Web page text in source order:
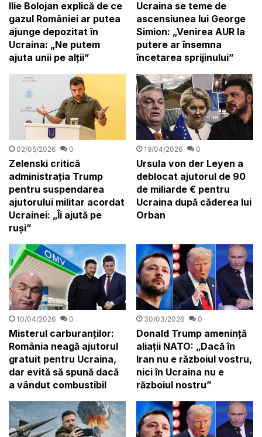
Ilie Bolojan explică de ce
gazul României ar putea
ajunge depozitat în
Ucraina: „Ne putem
ajuta unii pe alții”
Ucraina se teme de
ascensiunea lui George
Simion: „Venirea AUR la
putere ar însemna
încetarea sprijinului”
02/05/2026 0
Zelenski critică
administrația Trump
pentru suspendarea
ajutorului militar acordat
Ucrainei: „Îi ajută pe
ruși”
19/04/2026 0
Ursula von der Leyen a
deblocat ajutorul de 90
de miliarde € pentru
Ucraina după căderea lui
Orban
10/04/2026 0
Misterul carburanților:
România neagă ajutorul
gratuit pentru Ucraina,
dar evită să spună dacă
a vândut combustibil
30/03/2026 0
Donald Trump amenință
aliații NATO: „Dacă în
Iran nu e războiul vostru,
nici în Ucraina nu e
războiul nostru”